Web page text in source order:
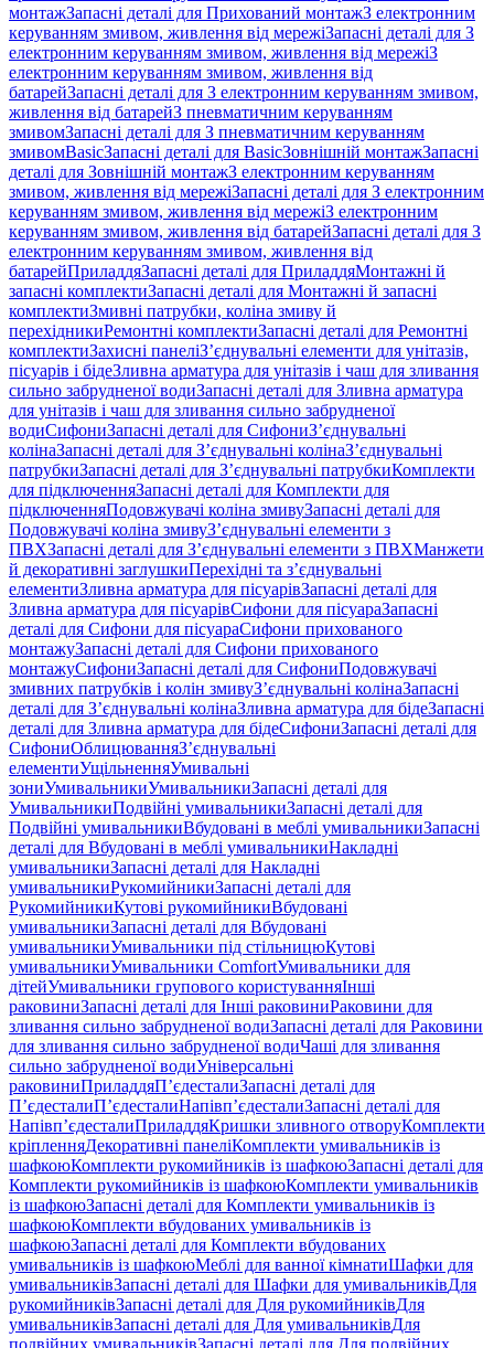
монтажЗапасні деталі для Прихований монтажЗ електронним
керуванням змивом, живлення від мережіЗапасні деталі для З
електронним керуванням змивом, живлення від мережіЗ
електронним керуванням змивом, живлення від
батарейЗапасні деталі для З електронним керуванням змивом,
живлення від батарейЗ пневматичним керуванням
змивомЗапасні деталі для З пневматичним керуванням
змивомBasicЗапасні деталі для BasicЗовнішній монтажЗапасні
деталі для Зовнішній монтажЗ електронним керуванням
змивом, живлення від мережіЗапасні деталі для З електронним
керуванням змивом, живлення від мережіЗ електронним
керуванням змивом, живлення від батарейЗапасні деталі для З
електронним керуванням змивом, живлення від
батарейПриладдяЗапасні деталі для ПриладдяМонтажні й
запасні комплектиЗапасні деталі для Монтажні й запасні
комплектиЗмивні патрубки, коліна змиву й
перехідникиРемонтні комплектиЗапасні деталі для Ремонтні
комплектиЗахисні панеліЗ’єднувальні елементи для унітазів,
пісуарів і бідеЗливна арматура для унітазів і чаш для зливання
сильно забрудненої водиЗапасні деталі для Зливна арматура
для унітазів і чаш для зливання сильно забрудненої
водиСифониЗапасні деталі для СифониЗ’єднувальні
колінаЗапасні деталі для З’єднувальні колінаЗ’єднувальні
патрубкиЗапасні деталі для З’єднувальні патрубкиКомплекти
для підключенняЗапасні деталі для Комплекти для
підключенняПодовжувачі коліна змивуЗапасні деталі для
Подовжувачі коліна змивуЗ’єднувальні елементи з
ПВХЗапасні деталі для З’єднувальні елементи з ПВХМанжети
й декоративні заглушкиПерехідні та з’єднувальні
елементиЗливна арматура для пісуарівЗапасні деталі для
Зливна арматура для пісуарівСифони для пісуараЗапасні
деталі для Сифони для пісуараСифони прихованого
монтажуЗапасні деталі для Сифони прихованого
монтажуСифониЗапасні деталі для СифониПодовжувачі
змивних патрубків і колін змивуЗ’єднувальні колінаЗапасні
деталі для З’єднувальні колінаЗливна арматура для бідеЗапасні
деталі для Зливна арматура для бідеСифониЗапасні деталі для
СифониОблицюванняЗ’єднувальні
елементиУщільненняУмивальні
зониУмивальникиУмивальникиЗапасні деталі для
УмивальникиПодвійні умивальникиЗапасні деталі для
Подвійні умивальникиВбудовані в меблі умивальникиЗапасні
деталі для Вбудовані в меблі умивальникиНакладні
умивальникиЗапасні деталі для Накладні
умивальникиРукомийникиЗапасні деталі для
РукомийникиКутові рукомийникиВбудовані
умивальникиЗапасні деталі для Вбудовані
умивальникиУмивальники під стільницюКутові
умивальникиУмивальники ComfortУмивальники для
дітейУмивальники групового користуванняІнші
раковиниЗапасні деталі для Інші раковиниРаковини для
зливання сильно забрудненої водиЗапасні деталі для Раковини
для зливання сильно забрудненої водиЧаші для зливання
сильно забрудненої водиУніверсальні
раковиниПриладдяП’єдесталиЗапасні деталі для
П’єдесталиП’єдесталиНапівп’єдесталиЗапасні деталі для
Напівп’єдесталиПриладдяКришки зливного отворуКомплекти
кріпленняДекоративні панеліКомплекти умивальників із
шафкоюКомплекти рукомийників із шафкоюЗапасні деталі для
Комплекти рукомийників із шафкоюКомплекти умивальників
із шафкоюЗапасні деталі для Комплекти умивальників із
шафкоюКомплекти вбудованих умивальників із
шафкоюЗапасні деталі для Комплекти вбудованих
умивальників із шафкоюМеблі для ванної кімнатиШафки для
умивальниківЗапасні деталі для Шафки для умивальниківДля
рукомийниківЗапасні деталі для Для рукомийниківДля
умивальниківЗапасні деталі для Для умивальниківДля
подвійних умивальниківЗапасні деталі для Для подвійних